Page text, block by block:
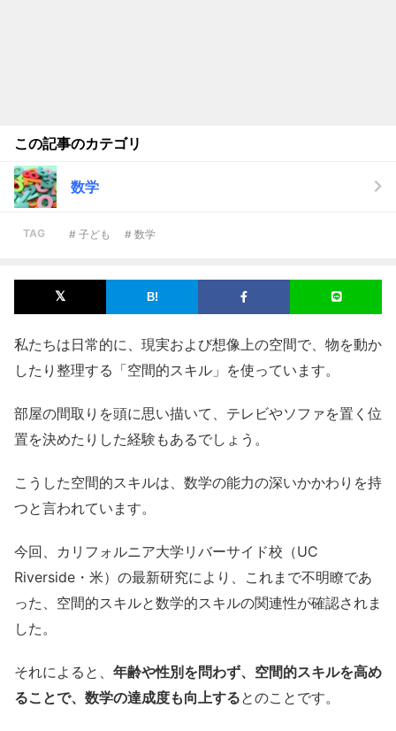
この記事のカテゴリ
数学
TAG # 子ども # 数学
私たちは日常的に、現実および想像上の空間で、物を動か
したり整理する「空間的スキル」を使っています。
部屋の間取りを頭に思い描いて、テレビやソファを置く位
置を決めたりした経験もあるでしょう。
こうした空間的スキルは、数学の能力の深いかかわりを持
つと言われています。
今回、カリフォルニア大学リバーサイド校（UC
Riverside・米）の最新研究により、これまで不明瞭であ
った、空間的スキルと数学的スキルの関連性が確認されま
した。
それによると、 年齢や性別を問わず、空間的スキルを高め
ることで、数学の達成度も向上するとのことです。